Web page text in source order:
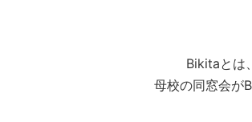
Bikitaとは
母校の同窓会が